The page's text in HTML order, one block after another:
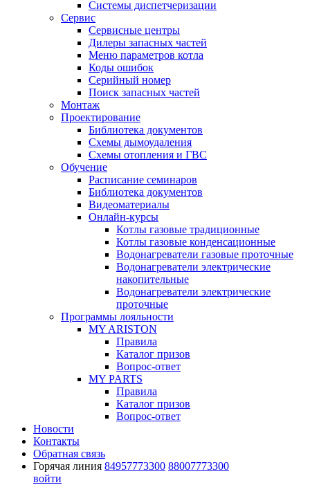
Системы диспетчеризации
Сервис
Сервисные центры
Дилеры запасных частей
Меню параметров котла
Коды ошибок
Серийный номер
Поиск запасных частей
Монтаж
Проектирование
Библиотека документов
Схемы дымоудаления
Схемы отопления и ГВС
Обучение
Расписание семинаров
Библиотека документов
Видеоматериалы
Онлайн-курсы
Котлы газовые традиционные
Котлы газовые конденсационные
Водонагреватели газовые проточные
Водонагреватели электрические
накопительные
Водонагреватели электрические
проточные
Программы лояльности
MY ARISTON
Правила
Каталог призов
Вопрос-ответ
MY PARTS
Правила
Каталог призов
Вопрос-ответ
Новости
Контакты
Обратная связь
Горячая линия 84957773300 88007773300
войти